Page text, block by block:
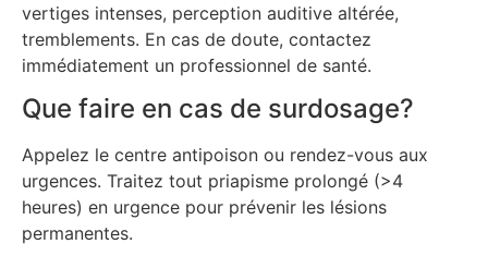
vertiges intenses, perception auditive altérée,
tremblements. En cas de doute, contactez
immédiatement un professionnel de santé.
Que faire en cas de surdosage?
Appelez le centre antipoison ou rendez-vous aux
urgences. Traitez tout priapisme prolongé (>4
heures) en urgence pour prévenir les lésions
permanentes.